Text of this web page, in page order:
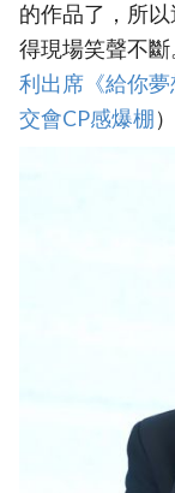
的作品了，所
得現場笑聲不斷
利出席《給你
交會CP感爆棚）